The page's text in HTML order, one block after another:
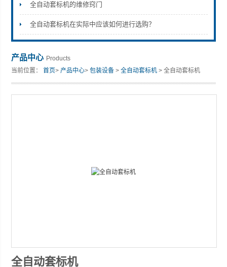
张家港市裕丰饮料机械有限公司
全自动套标机的维修窍门
全自动套标机在实际中应该如何进行选购？
产品中心 Products
当前位置：首页>产品中心>包装设备 >全自动套标机 > 全自动套标机
全自动套标机